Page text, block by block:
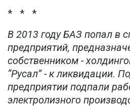
* * *
В 2013 году БАЗ попал в
предприятий,
собственником -
“Русал” - к ликвидации.
предприятии подпали
электролизного